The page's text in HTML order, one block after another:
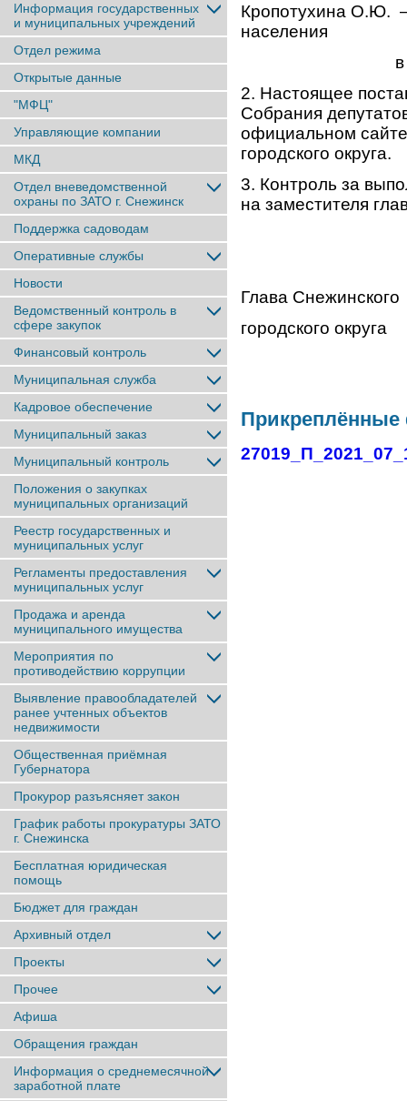
Информация государственных
и муниципальных учреждений
Отдел режима
Открытые данные
"МФЦ"
Управляющие компании
МКД
Отдел вневедомственной
охраны по ЗАТО г. Снежинск
Поддержка садоводам
Оперативные службы
Новости
Ведомственный контроль в
сфере закупок
Финансовый контроль
Муниципальная служба
Кадровое обеспечение
Муниципальный заказ
Муниципальный контроль
Положения о закупках
муниципальных организаций
Реестр государственных и
муниципальных услуг
Регламенты предоставления
муниципальных услуг
Продажа и аренда
муниципального имущества
Мероприятия по
противодействию коррупции
Выявление правообладателей
ранее учтенныx объектов
недвижимости
Общественная приёмная
Губернатора
Прокурор разъясняет закон
График работы прокуратуры ЗАТО
г. Снежинска
Бесплатная юридическая
помощь
Бюджет для граждан
Архивный отдел
Проекты
Прочее
Афиша
Обращения граждан
Информация о среднемесячной
заработной плате
Кропотухина О.Ю.
населения
в городе
2. Настоящее
Собрания
официальном
городского округа.
3. Контроль за
на заместителя
Глава Снежинского